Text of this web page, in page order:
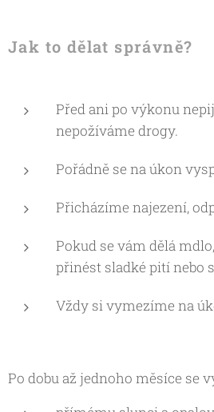
Jak to dělat správně?
Před ani po výkonu
nepožíváme drogy.
Pořádně se na úkon
Přicházíme najezení,
Pokud se vám dělá
přinést sladké pití nebo
Vždy si vymezíme na
Po dobu až jednoho měsíce se